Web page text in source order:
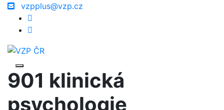
vzpplus@vzp.cz
901 klinická
psychologie